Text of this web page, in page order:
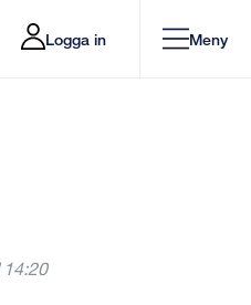
Logga in Meny
14:20